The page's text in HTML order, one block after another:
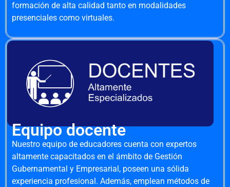
formación de alta calidad tanto en modalidades
presenciales como virtuales.
Equipo docente
Nuestro equipo de educadores cuenta con expertos
altamente capacitados en el ámbito de Gestión
Gubernamental y Empresarial, poseen una sólida
experiencia profesional. Además, emplean métodos de